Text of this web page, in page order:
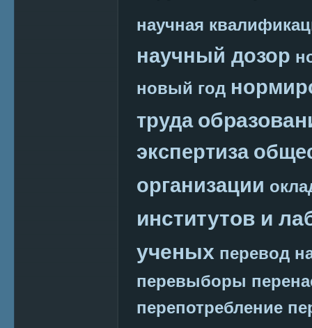
научная
научный дозор
новый год
труда
экспертиза
организации
институтов и
ученых перевод
перевыборы
перепотребление